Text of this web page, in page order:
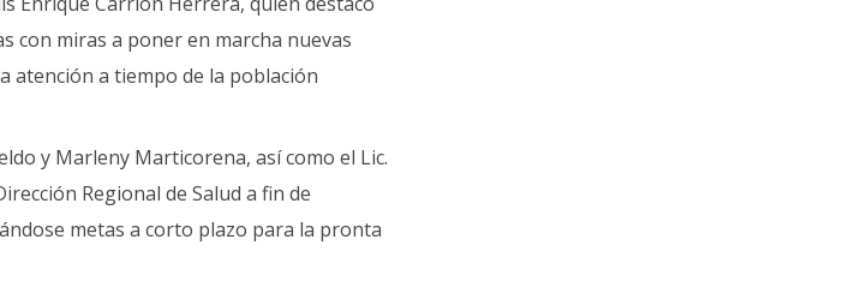
con miras a poner en marcha nuevas
atención a tiempo de la población
y Marleny Marticorena, así como el Lic.
Regional de Salud a fin de
metas a corto plazo para la pronta